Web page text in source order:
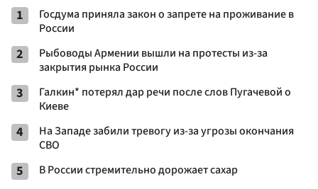
1
Госдума приняла закон о запрете на проживание в
России
2
Рыбоводы Армении вышли на протесты из-за
закрытия рынка России
3
Галкин* потерял дар речи после слов Пугачевой о
Киеве
4
На Западе забили тревогу из-за угрозы окончания
СВО
5 В России стремительно дорожает сахар